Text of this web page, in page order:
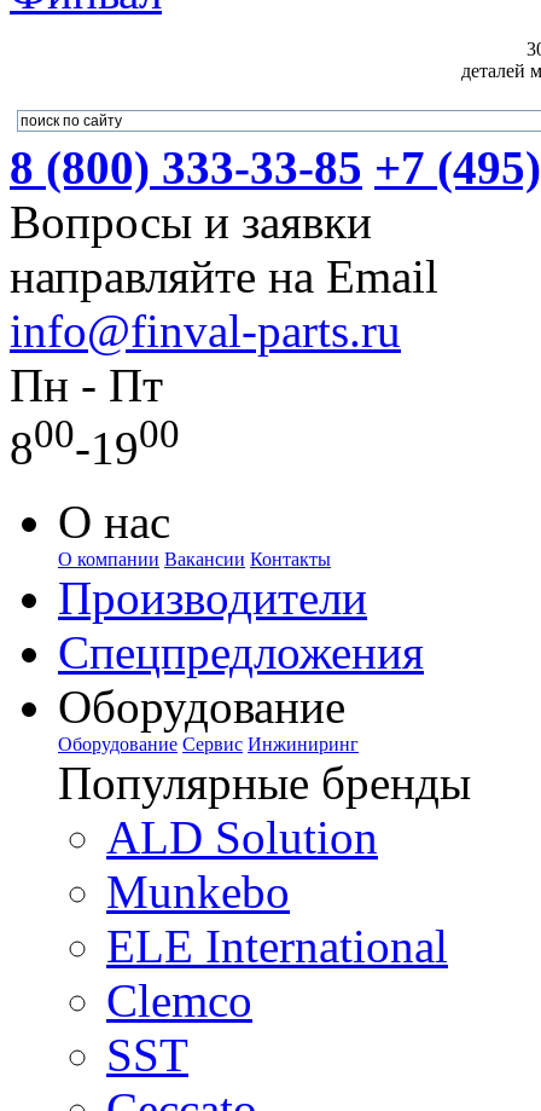
деталей
8 (800) 333-33-85 +7
Вопросы и заявки
направляйте на Email
info@finval-parts.ru
Пн - Пт
800-1900
О нас
О компании Вакансии Контакты
Производители
Спецпредложения
Оборудование
Оборудование Сервис Инжиниринг
Популярные бренды
ALD Solution
Munkebo
ELE International
Clemco
SST